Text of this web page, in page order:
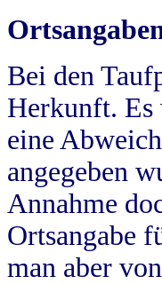
Bei den
Herkunft. Es
eine
angegeben
Annahme
Ortsangabe
man aber